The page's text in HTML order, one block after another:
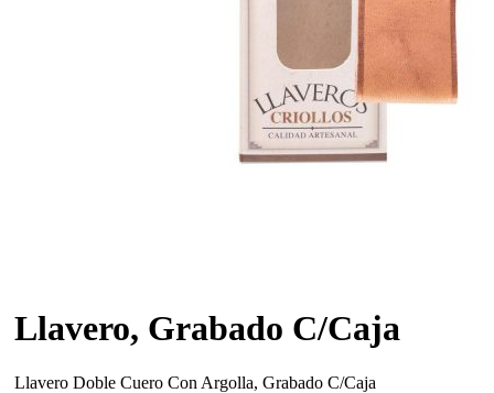
Llavero, Grabado C/Caja
Llavero Doble Cuero Con Argolla, Grabado C/Caja